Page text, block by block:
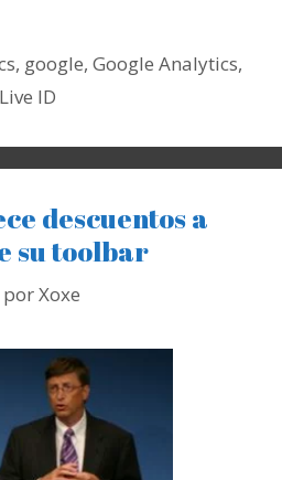
, google,Google Analytics,
ID
descuentos a
su toolbar
porXoxe